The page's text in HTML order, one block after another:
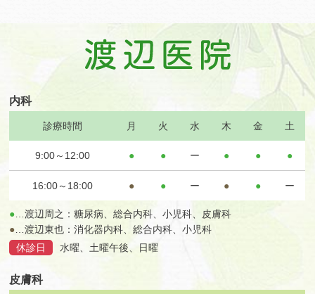
内科
診療時間 月 火 水 木 金 土
9:00～12:00 ● ● ー ● ● ●
16:00～18:00 ● ● ー ● ● ー
● …渡辺周之：糖尿病、総合内科、小児科、皮膚科
● …渡辺東也：消化器内科、総合内科、小児科
休診日
水曜、土曜午後、日曜
皮膚科